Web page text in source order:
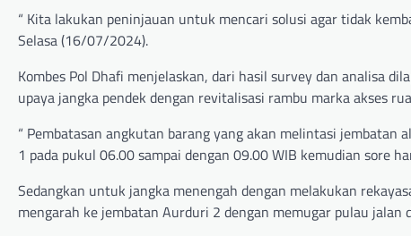
“ Kita lakukan peninjauan untuk mencari solusi agar tidak
Selasa (16/07/2024).
Kombes Pol Dhafi menjelaskan, dari hasil survey dan analisa
upaya jangka pendek dengan revitalisasi rambu marka akses
“ Pembatasan angkutan barang yang akan melintasi
1 pada pukul 06.00 sampai dengan 09.00 WIB kemudian sore
Sedangkan untuk jangka menengah dengan melakukan
mengarah ke jembatan Aurduri 2 dengan memugar pulau jalan